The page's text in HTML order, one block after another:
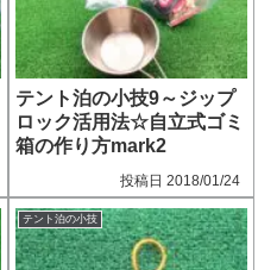
テント泊の小技9～ジップ
ロック活用法☆自立式ゴミ
箱の作り方mark2
2018/01/24
テント泊の小技